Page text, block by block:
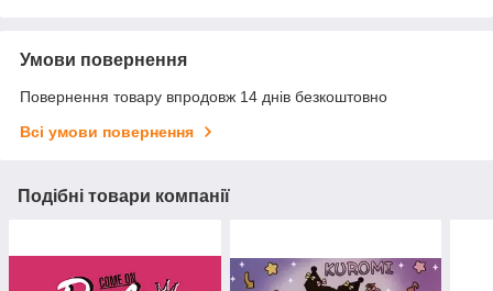
Умови повернення
Повернення товару впродовж 14 днів безкоштовно
Всі умови повернення
Подібні товари компанії